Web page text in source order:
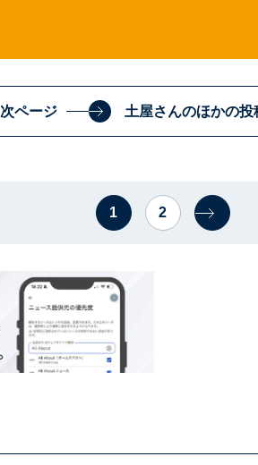
次ページ 土屋さんのほかの投
1 2